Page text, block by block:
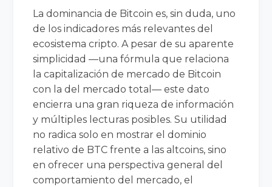
La dominancia de Bitcoin es, sin duda, uno
de los indicadores más relevantes del
ecosistema cripto. A pesar de su aparente
simplicidad —una fórmula que relaciona
la capitalización de mercado de Bitcoin
con la del mercado total— este dato
encierra una gran riqueza de información
y múltiples lecturas posibles. Su utilidad
no radica solo en mostrar el dominio
relativo de BTC frente a las altcoins, sino
en ofrecer una perspectiva general del
comportamiento del mercado, el